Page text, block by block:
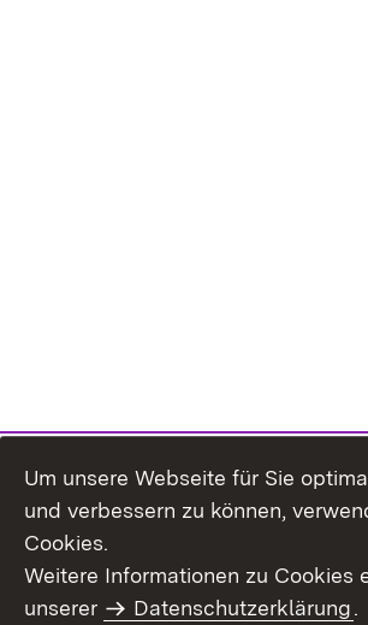
Um unsere Webseite für Sie
und verbessern zu können,
Cookies.
Weitere Informationen zu Cookies
unserer
Datenschutzerklärung.